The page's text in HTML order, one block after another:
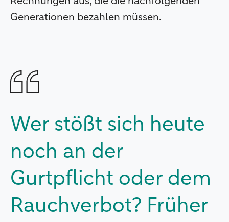
Generationen bezahlen müssen.
Wer stößt sich heute
noch an der
Gurtpflicht oder dem
Rauchverbot? Früher